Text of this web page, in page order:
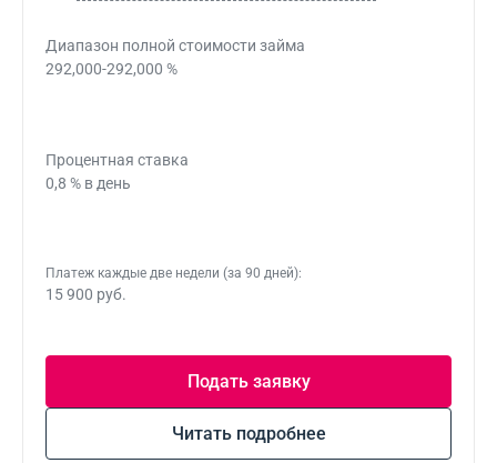
Диапазон полной стоимости займа
292,000-292,000 %
Процентная ставка
0,8 % в день
Платеж каждые две недели (за 90 дней):
15 900 руб.
Подать заявку
Читать подробнее